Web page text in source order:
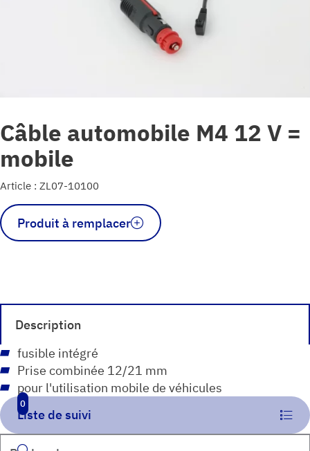
Liste de suivi
0
Rechercher
Câble automobile M4 12 V =
mobile
Article : ZL07-10100
quantité
de
Kfz-
Mobil
Produit à remplacer
Description
fusible intégré
Prise combinée 12/21 mm
pour l'utilisation mobile de véhicules